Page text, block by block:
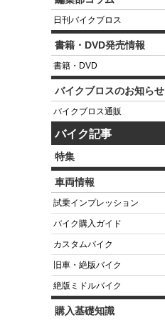
日刊バイクブロス
書籍・DVD発売情報
書籍・DVD
バイクブロスのお知らせ
バイクブロス通販
バイク記事
特集
車両情報
試乗インプレッション
バイク購入ガイド
カスタムバイク
旧車・絶版バイク
絶版ミドルバイク
購入基礎知識